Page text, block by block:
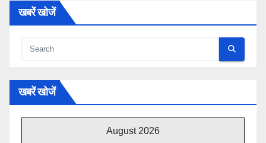
खबरें खोजें
खबरें खोजें
August 2026